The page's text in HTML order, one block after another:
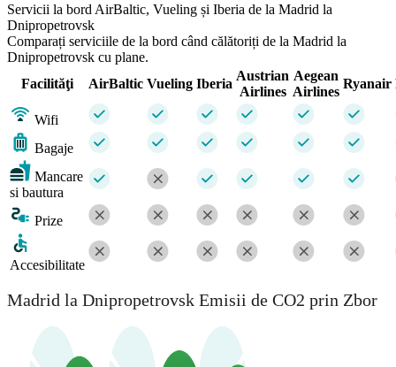
Servicii la bord AirBaltic, Vueling și Iberia de la Madrid la
Dnipropetrovsk
Comparați serviciile de la bord când călătoriți de la Madrid la
Dnipropetrovsk cu plane.
Facilităţi
AirBaltic Vueling Iberia
Austrian
Airlines
Aegean
Airlines
Ryanair
Wifi
Bagaje
Mancare
si bautura
Prize
Accesibilitate
Madrid la Dnipropetrovsk Emisii de CO2 prin Zbor